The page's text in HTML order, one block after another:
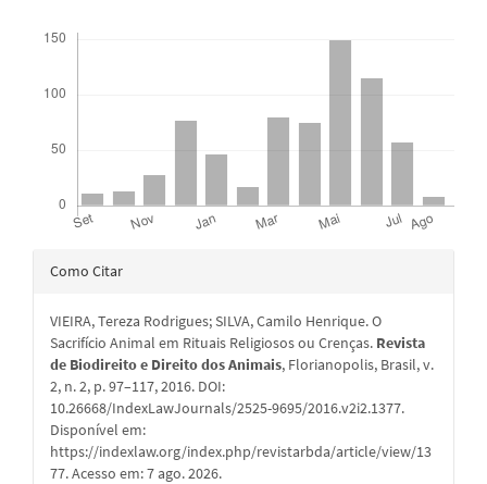
Detalhes
artigo
Como Citar
VIEIRA, Tereza Rodrigues; SILVA, Camilo Henrique. O
Sacrifício Animal em Rituais Religiosos ou Crenças. Revista
de Biodireito e Direito dos Animais, Florianopolis, Brasil, v.
2, n. 2, p. 97–117, 2016. DOI:
10.26668/IndexLawJournals/2525-9695/2016.v2i2.1377.
Disponível em:
https://indexlaw.org/index.php/revistarbda/article/view/13
77. Acesso em: 7 ago. 2026.